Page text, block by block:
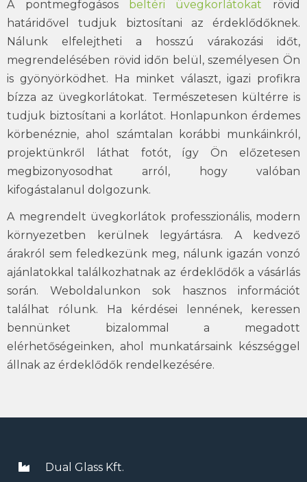
A pontmegfogásos beltéri üvegkorlátokat rövid
határidővel tudjuk biztosítani az érdeklődőknek.
Nálunk elfelejtheti a hosszú várakozási időt,
megrendelésében rövid időn belül, személyesen Ön
is gyönyörködhet. Ha minket választ, igazi profikra
bízza az üvegkorlátokat. Természetesen kültérre is
tudjuk biztosítani a korlátot. Honlapunkon érdemes
körbenéznie, ahol számtalan korábbi munkáinkról,
projektünkről láthat fotót, így Ön előzetesen
megbizonyosodhat arról, hogy valóban
kifogástalanul dolgozunk.
A megrendelt üvegkorlátok professzionális, modern
környezetben kerülnek legyártásra. A kedvező
árakról sem feledkezünk meg, nálunk igazán vonzó
ajánlatokkal találkozhatnak az érdeklődők a vásárlás
során. Weboldalunkon sok hasznos információt
találhat rólunk. Ha kérdései lennének, keressen
bennünket bizalommal a megadott
elérhetőségeinken, ahol munkatársaink készséggel
állnak az érdeklődők rendelkezésére.
Dual Glass Kft.